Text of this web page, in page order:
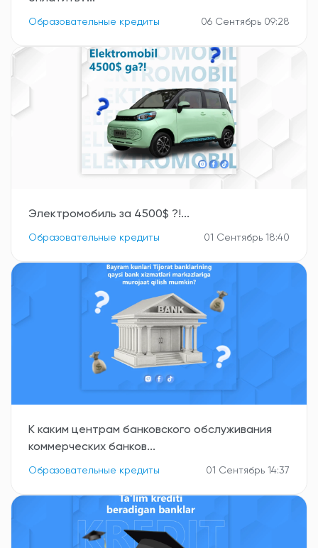
Образовательные кредиты 06 Сентябрь 09:28
Электромобиль за 4500$ ?!...
Образовательные кредиты 01 Сентябрь 18:40
К каким центрам банковского обслуживания
коммерческих банков...
Образовательные кредиты 01 Сентябрь 14:37